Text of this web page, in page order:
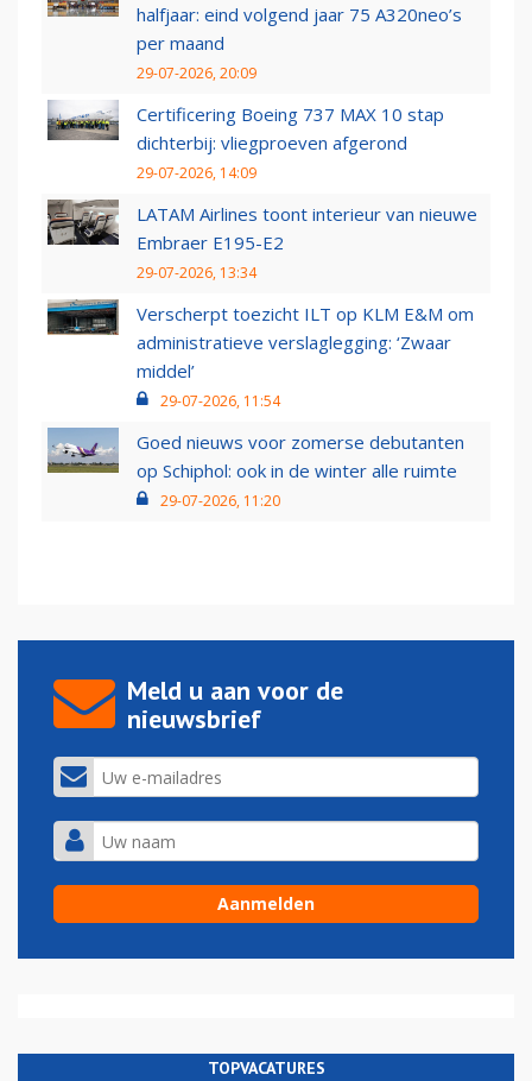
halfjaar: eind volgend jaar 75 A320neo’s
per maand
29-07-2026, 20:09
Certificering Boeing 737 MAX 10 stap
dichterbij: vliegproeven afgerond
29-07-2026, 14:09
LATAM Airlines toont interieur van nieuwe
Embraer E195-E2
29-07-2026, 13:34
Verscherpt toezicht ILT op KLM E&M om
administratieve verslaglegging: ‘Zwaar
middel’
29-07-2026, 11:54
Goed nieuws voor zomerse debutanten
op Schiphol: ook in de winter alle ruimte
29-07-2026, 11:20
Meld u aan voor de
nieuwsbrief
TOPVACATURES